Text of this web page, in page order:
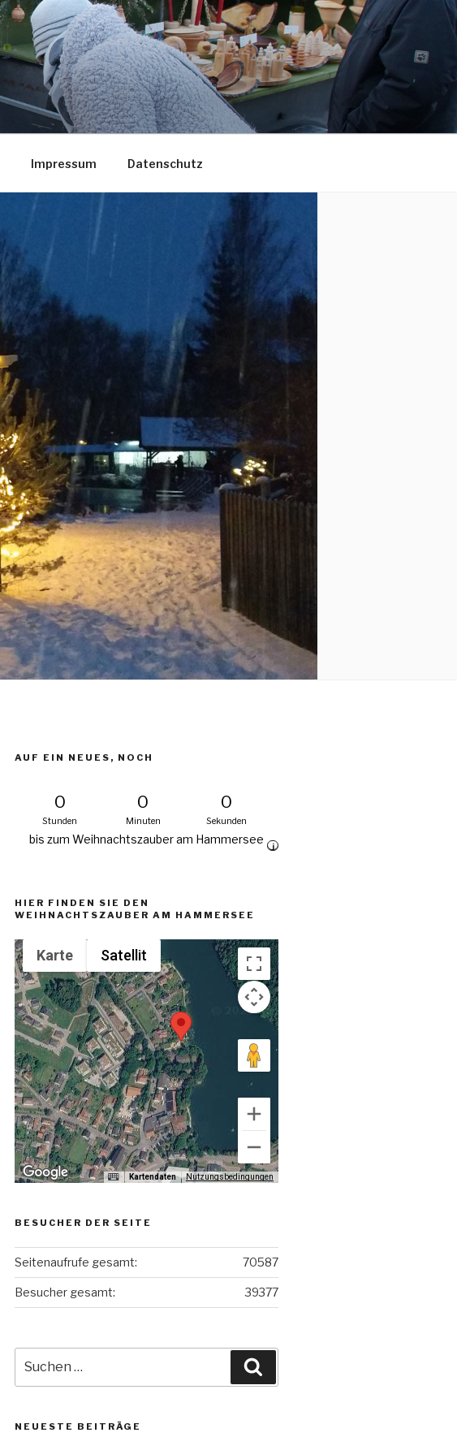
Impressum Datenschutz
AUF EIN NEUES, NOCH
0
Stunden
0
Minuten
0
Sekunden
bis zum Weihnachtszauber am Hammersee
i
HIER FINDEN SIE DEN
WEIHNACHTSZAUBER AM HAMMERSEE
Karte Satellit
Kartendaten Nutzungsbedingungen
BESUCHER DER SEITE
70587
Seitenaufrufe gesamt:
39377
Besucher gesamt:
nach:
NEUESTE BEITRÄGE